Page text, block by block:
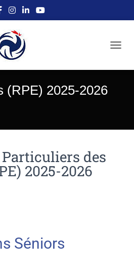
(RPE) 2025-2026
des
2025-2026
Séniors